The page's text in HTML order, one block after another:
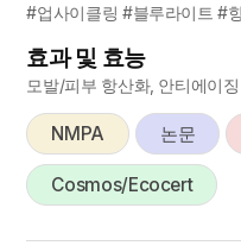
#업사이클링 #블루라이트 #
효과 및 효능
모발/피부 항산화, 안티에이징
NMPA 논문
Cosmos/Ecocert